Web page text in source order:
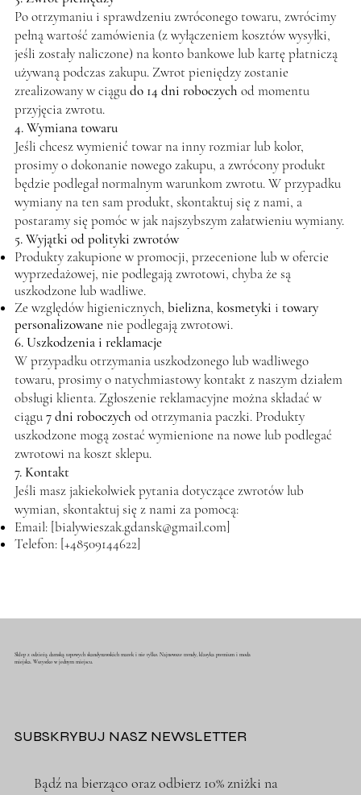
Po otrzymaniu i sprawdzeniu zwróconego towaru, zwrócimy
pełną wartość zamówienia (z wyłączeniem kosztów wysyłki,
jeśli zostały naliczone) na konto bankowe lub kartę płatniczą
używaną podczas zakupu. Zwrot pieniędzy zostanie
zrealizowany w ciągudo 14 dni roboczych od momentu
przyjęcia zwrotu.
4. Wymiana towaru
Jeśli chcesz wymienić towar na inny rozmiar lub kolor,
prosimy o dokonanie nowego zakupu, a zwrócony produkt
będzie podlegał normalnym warunkom zwrotu. W przypadku
wymiany na ten sam produkt, skontaktuj się z nami, a
postaramy się pomóc w jak najszybszym załatwieniu wymiany.
5. Wyjątki od polityki zwrotów
Produkty zakupione w promocji, przecenione lub w ofercie
wyprzedażowej, nie podlegają zwrotowi, chyba że są
uszkodzone lub wadliwe.
Ze względów higienicznych, bielizna, kosmetyki i towary
personalizowanenie podlegają zwrotowi.
6. Uszkodzenia i reklamacje
W przypadku otrzymania uszkodzonego lub wadliwego
towaru, prosimy o natychmiastowy kontakt z naszym działem
obsługi klienta. Zgłoszenie reklamacyjne można składać w
ciągu7 dni roboczych od otrzymania paczki. Produkty
uszkodzone mogą zostać wymienione na nowe lub podlegać
zwrotowi na koszt sklepu.
7. Kontakt
Jeśli masz jakiekolwiek pytania dotyczące zwrotów lub
wymian, skontaktuj się z nami za pomocą:
Email: [bialywieszak.gdansk@gmail.com]
Telefon: [+48509144622]
Sklep z odzieżą damską topowych skandynawskich marek i nie tylko. Najnowsze trendy, klasyka premium i moda
miejska. Wszystko w jednym miejscu.
SUBSKRYBUJ NASZ NEWSLETTER
Bądź na bierząco oraz odbierz 10% zniżki na